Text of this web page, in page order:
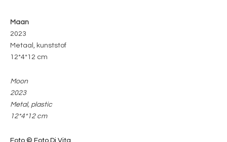
Maan
2023
Metaal, kunststof
12*4*12 cm
Moon
2023
Metal, plastic
12*4*12 cm
Foto © Foto Di Vita